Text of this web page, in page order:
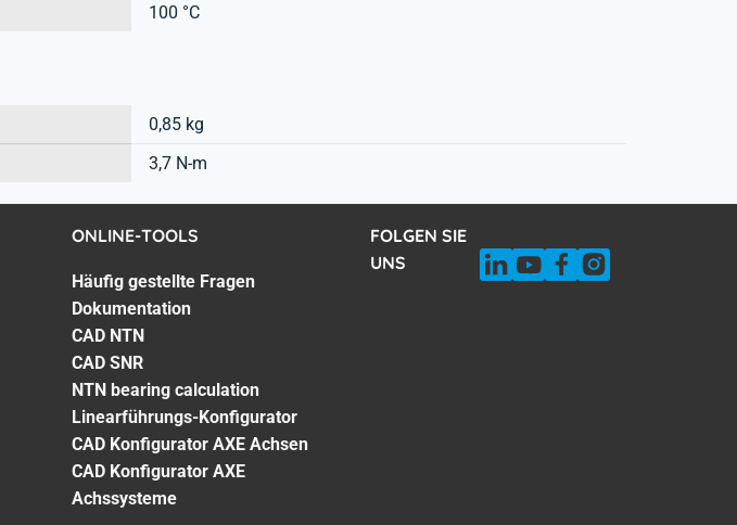
100 °C
0,85 kg
3,7 N-m
ONLINE-TOOLS
Häufig gestellte Fragen
Dokumentation
CAD NTN
CAD SNR
NTN bearing calculation
Linearführungs-Konfigurator
CAD Konfigurator AXE Achsen
CAD Konfigurator AXE
Achssysteme
FOLGEN SIE
UNS